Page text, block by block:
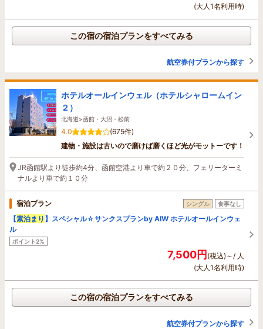
(大人1名利用時)
この宿の宿泊プランをすべてみる
航空券付プランから探す
ホテルオールインウェル（ホテルシャロームイン
２）
北海道>函館・大沼・松前
4.0
(675件)
建物・施設は古いので磨けば磨くほど光がモットーです！
JR函館駅より徒歩約4分、函館空港より車で約２０分、フェリーターミ
ナルより車で約１０分
宿泊プラン シングル 食事なし
【素泊まり 】スペシャル☆サンクスプランby AIW ホテルオールインウェ
ル
ポイント2%
7,500円(税込)～/ 人
(大人1名利用時)
この宿の宿泊プランをすべてみる
航空券付プランから探す